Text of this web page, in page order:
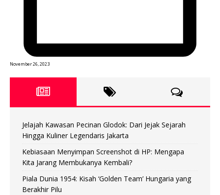
November 26, 2023
Jelajah Kawasan Pecinan Glodok: Dari Jejak Sejarah
Hingga Kuliner Legendaris Jakarta
Kebiasaan Menyimpan Screenshot di HP: Mengapa
Kita Jarang Membukanya Kembali?
Piala Dunia 1954: Kisah ‘Golden Team’ Hungaria yang
Berakhir Pilu